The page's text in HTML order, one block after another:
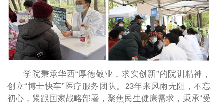
学院秉承华西“厚德敬业，求实创新”的院训精神，
创立“博士快车”医疗服务团队。23年来风雨无阻，不忘
初心，紧跟国家战略部署，聚焦民生健康需求，秉承“受